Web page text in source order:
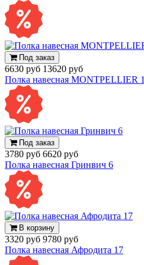
Под заказ
6630 руб 13620 руб
Полка навесная MONTPELLIER 1
Под заказ
3780 руб 6620 руб
Полка навесная Гринвич 6
В корзину
3320 руб 9780 руб
Полка навесная Афродита 17